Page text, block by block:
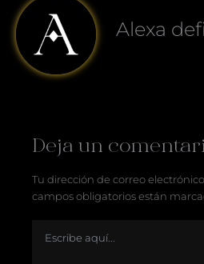
Alexa
Deja un
Tu dirección de correo
campos obligatorios están
aquí...